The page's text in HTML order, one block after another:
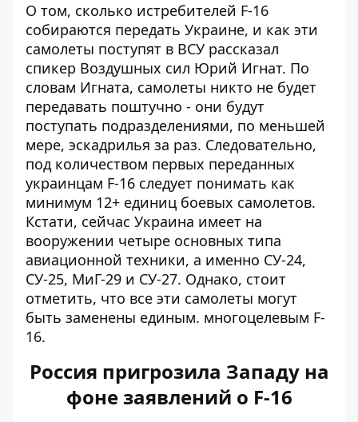
О том, сколько истребителей F-16
собираются передать Украине, и как эти
самолеты поступят в ВСУ рассказал
спикер Воздушных сил Юрий Игнат. По
словам Игната, самолеты никто не будет
передавать поштучно - они будут
поступать подразделениями, по меньшей
мере, эскадрилья за раз. Следовательно,
под количеством первых переданных
украинцам F-16 следует понимать как
минимум 12+ единиц боевых самолетов.
Кстати, сейчас Украина имеет на
вооружении четыре основных типа
авиационной техники, а именно СУ-24,
СУ-25, МиГ-29 и СУ-27. Однако, стоит
отметить, что все эти самолеты могут
быть заменены единым. многоцелевым F-
16.
Россия пригрозила Западу на
фоне заявлений о F-16